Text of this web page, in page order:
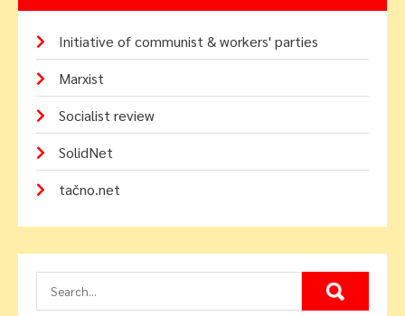
Initiative of communist & workers' parties
Marxist
Socialist review
SolidNet
tačno.net